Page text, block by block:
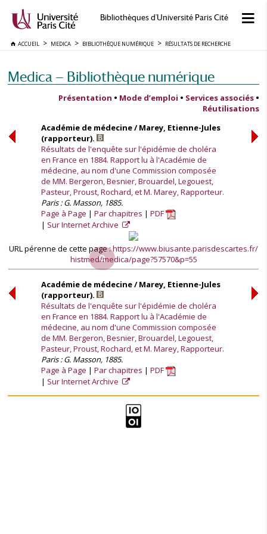
Bibliothèques d'Université Paris Cité
ACCUEIL MEDICA BIBLIOTHÈQUE NUMÉRIQUE RÉSULTATS DE RECHERCHE
Medica — Bibliothèque numérique
Présentation • Mode d’emploi • Services associés •
Réutilisations
Académie de médecine / Marey, Etienne-Jules
(rapporteur).
Résultats de l'enquête sur l'épidémie de choléra
en France en 1884. Rapport lu à l'Académie de
médecine, au nom d'une Commission composée
de MM. Bergeron, Besnier, Brouardel, Legouest,
Pasteur, Proust, Rochard, et M. Marey, Rapporteur.
Paris : G. Masson, 1885.
Page à Page
Par chapitres
PDF
Sur Internet Archive
URL pérenne de cette page :https://www.biusante.parisdescartes.fr/
histmed/medica/page?57570&p=55
Académie de médecine / Marey, Etienne-Jules
(rapporteur).
Résultats de l'enquête sur l'épidémie de choléra
en France en 1884. Rapport lu à l'Académie de
médecine, au nom d'une Commission composée
de MM. Bergeron, Besnier, Brouardel, Legouest,
Pasteur, Proust, Rochard, et M. Marey, Rapporteur.
Paris : G. Masson, 1885.
Page à Page
Par chapitres
PDF
Sur Internet Archive